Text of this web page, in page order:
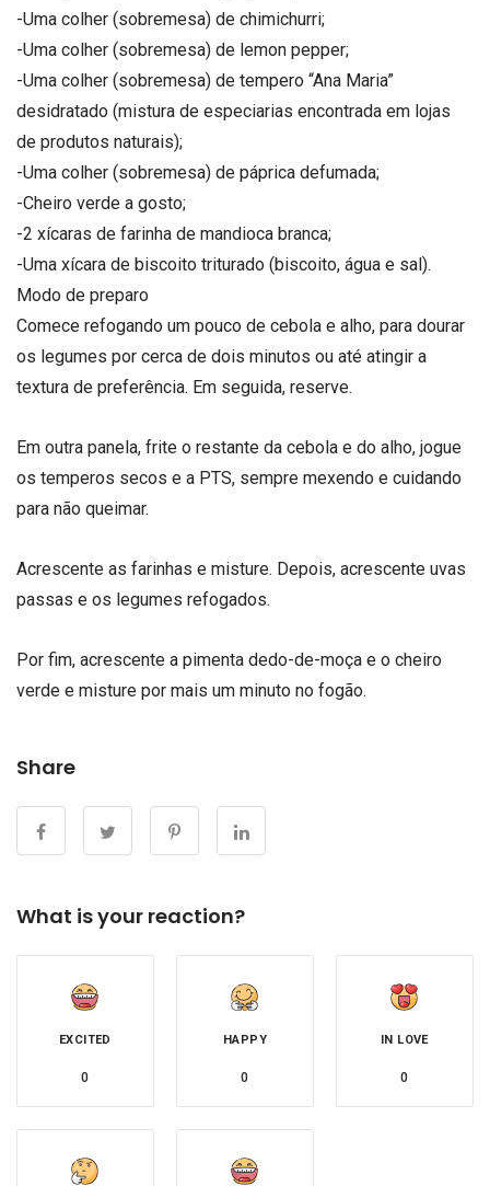
-Uma colher (sobremesa) de chimichurri;
-Uma colher (sobremesa) de lemon pepper;
-Uma colher (sobremesa) de tempero “Ana Maria”
desidratado (mistura de especiarias encontrada em lojas
de produtos naturais);
-Uma colher (sobremesa) de páprica defumada;
-Cheiro verde a gosto;
-2 xícaras de farinha de mandioca branca;
-Uma xícara de biscoito triturado (biscoito, água e sal).
Modo de preparo
Comece refogando um pouco de cebola e alho, para dourar
os legumes por cerca de dois minutos ou até atingir a
textura de preferência. Em seguida, reserve.
Em outra panela, frite o restante da cebola e do alho, jogue
os temperos secos e a PTS, sempre mexendo e cuidando
para não queimar.
Acrescente as farinhas e misture. Depois, acrescente uvas
passas e os legumes refogados.
Por fim, acrescente a pimenta dedo-de-moça e o cheiro
verde e misture por mais um minuto no fogão.
Share
What is your reaction?
EXCITED
0
HAPPY
0
IN LOVE
0